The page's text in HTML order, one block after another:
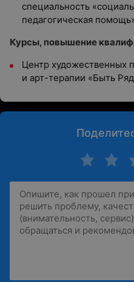
специальность
педагогическая
Курсы, повышение
Центр художественных
и арт-терапии «Быть